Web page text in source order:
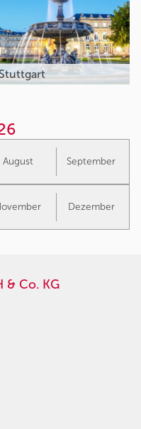
August September
Dezember
& Co. KG